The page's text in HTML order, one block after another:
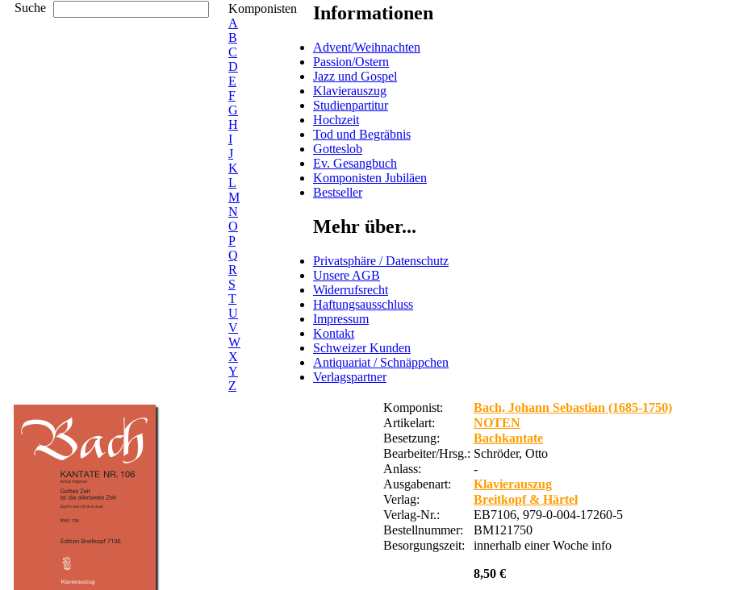
Suche
Komponisten
A
B
C
D
E
F
G
H
I
J
K
L
M
N
O
P
Q
R
S
T
U
V
W
X
Y
Z
Informationen
Advent/Weihnachten
Passion/Ostern
Jazz und Gospel
Klavierauszug
Studienpartitur
Hochzeit
Tod und Begräbnis
Gotteslob
Ev. Gesangbuch
Komponisten Jubiläen
Bestseller
Mehr über...
Privatsphäre / Datenschutz
Unsere AGB
Widerrufsrecht
Haftungsausschluss
Impressum
Kontakt
Schweizer Kunden
Antiquariat / Schnäppchen
Verlagspartner
Komponist:
Bach, Johann Sebastian (1685-1750)
Artikelart:
NOTEN
Besetzung:
Bachkantate
Bearbeiter/Hrsg.: Schröder, Otto
Anlass:
-
Ausgabenart:
Klavierauszug
Verlag:
Breitkopf & Härtel
Verlag-Nr.:
EB7106, 979-0-004-17260-5
Bestellnummer:
BM121750
Besorgungszeit:
innerhalb einer Woche info
8,50 €